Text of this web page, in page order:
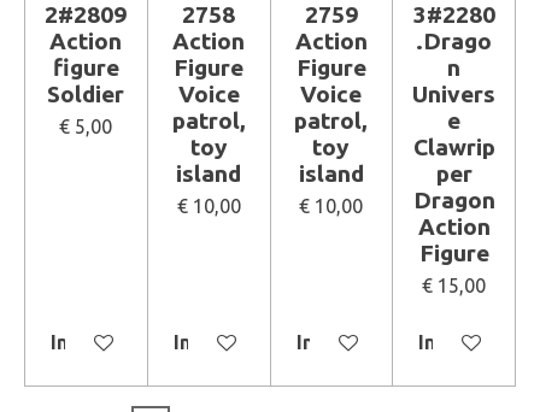
2#2809
Action
figure
Soldier
€ 5,00
In winkelwagen
2758
Action
Figure
Voice
patrol,
toy
island
€ 10,00
In winkelwagen
2759
Action
Figure
Voice
patrol,
toy
island
€ 10,00
In winkelwagen
3#2280
.Drago
n
Univers
e
Clawrip
per
Dragon
Action
Figure
€ 15,00
In